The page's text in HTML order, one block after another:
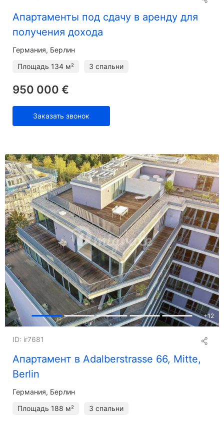
Апартаменты под сдачу в аренду для
получения дохода
Германия, Берлин
Площадь 134 м² 3 спальни
950 000 €
Заказать звонок
+12
Апартамент в Adalberstrasse 66, Mitte,
Berlin
ID: ir7681
Германия, Берлин
Площадь 188 м² 3 спальни